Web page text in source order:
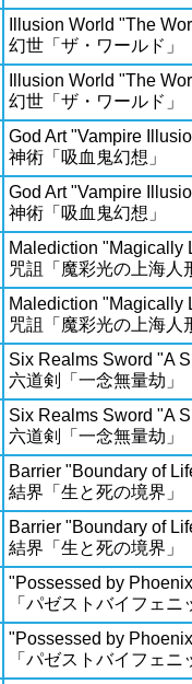
Illusion World "The
幻世「ザ・ワールド」
Illusion World "The
幻世「ザ・ワールド」
God Art "Vampire
神術「吸血鬼幻想」
God Art "Vampire
神術「吸血鬼幻想」
Malediction "Magically
咒詛「魔彩光の上海人
Malediction "Magically
咒詛「魔彩光の上海人
Six Realms Sword "A
六道剣「一念無量劫」
Six Realms Sword "A
六道剣「一念無量劫」
Barrier "Boundary of
結界「生と死の境界」
Barrier "Boundary of
結界「生と死の境界」
"Possessed by
「パゼストバイフェニ
"Possessed by
「パゼストバイフェニ